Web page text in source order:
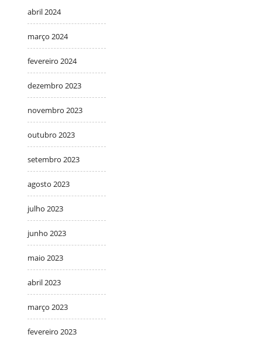
abril 2024
março 2024
fevereiro 2024
dezembro 2023
novembro 2023
outubro 2023
setembro 2023
agosto 2023
julho 2023
junho 2023
maio 2023
abril 2023
março 2023
fevereiro 2023